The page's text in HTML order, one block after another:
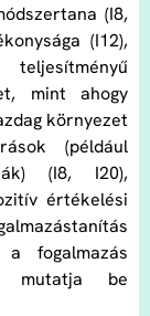
(I8,
(I12),
mint ahogy
környezet
(például
(I8, I20),
értékelési
fogalmazás
mutatja be